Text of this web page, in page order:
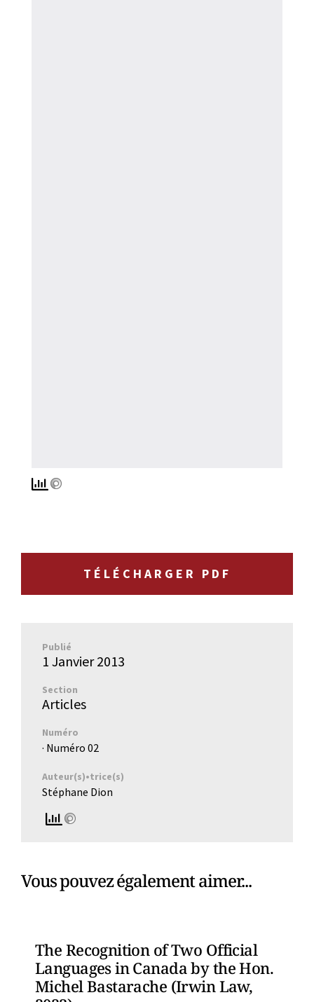
TÉLÉCHARGER PDF
Publié
1 Janvier 2013
Section
Articles
Numéro
· Numéro 02
Auteur(s)•trice(s)
Stéphane Dion
Vous pouvez également aimer...
The Recognition of Two Official
Languages in Canada by the Hon.
Michel Bastarache (Irwin Law,